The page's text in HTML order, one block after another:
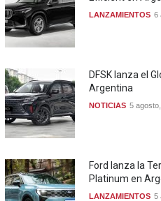
LANZAMIENTOS 6
DFSK lanza el
Argentina
NOTICIAS 5
Ford lanza la
Platinum en
LANZAMIENTOS 5